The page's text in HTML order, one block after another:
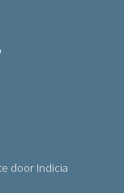
door Indicia